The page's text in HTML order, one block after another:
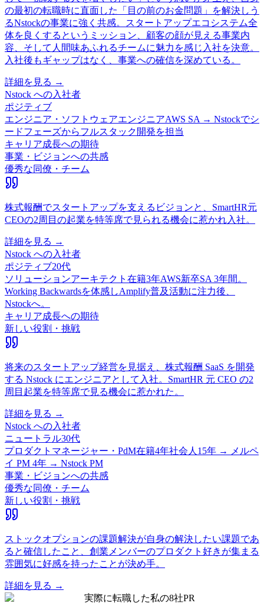
の最初の転職時に直面した「目の前のお金問題」を解決しう
るNstockの事業に強く共感。スタートアップエコシステム全
体を良くするというミッション、顧客の顔が見える事業内
容、そして人間味あふれるチームに魅力を感じ入社を決意。
入社後もギャップはなく、事業への確信を深めている。
詳細を見る →
Nstock への入社者
ポジティブ
エンジニア・ソフトウェアエンジニアAWS SA → Nstockでシ
ードフェーズからフルスタック開発を担当
キャリア成長への期待
事業・ビジョンへの共感
優秀な同僚・チーム
株式報酬でスタートアップを支えるビジョンと、SmartHR元
CEOの2周目の起業を特等席で見られる機会に惹かれ入社。
詳細を見る →
Nstock への入社者
ポジティブ20代
ソリューションアーキテクト 在籍3年AWS新卒SA 3年間。
Working Backwardsを体感しAmplify普及活動に注力後、
Nstockへ。
キャリア成長への期待
新しい役割・挑戦
将来のスタートアップ経営を見据え、株式報酬 SaaS を開発
する Nstock にエンジニアとして入社。SmartHR 元 CEO の2
周目起業を特等席で見る機会に惹かれた。
詳細を見る →
Nstock への入社者
ニュートラル30代
プロダクトマネージャー・PdM在籍4年社会人15年 → メルペ
イ PM 4年 → Nstock PM
事業・ビジョンへの共感
優秀な同僚・チーム
新しい役割・挑戦
ストックオプションの課題解決が自身の解決したい課題であ
ると確信したこと、創業メンバーのプロダクト好きが集まる
雰囲気に好感を持ったことが決め手。
詳細を見る →
実際に転職した私の8社PR